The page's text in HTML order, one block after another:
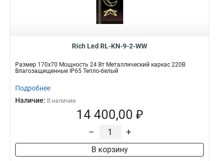
Rich Led RL-KN-9-2-WW
Размер 170х70 Мощность 24 Вт Металлический каркас 220В
Влагозащищенные IP65 Тепло-белый
Подробнее
Наличие: В наличии
14 400,00 ₽
– +
В корзину